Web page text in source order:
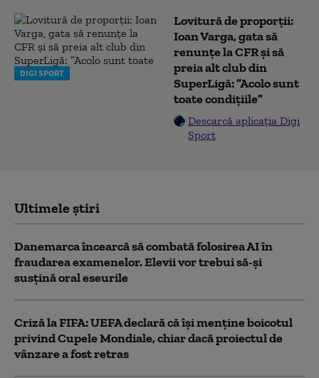
DIGI SPORT
Lovitură de proporții:
Ioan Varga, gata să
renunțe la CFR și să
preia alt club din
SuperLigă: ”Acolo sunt
toate condițiile”
Descarcă aplicația Digi
Sport
Ultimele știri
Danemarca încearcă să combată folosirea AI în
fraudarea examenelor. Elevii vor trebui să-şi
susţină oral eseurile
Criză la FIFA: UEFA declară că îşi menţine boicotul
privind Cupele Mondiale, chiar dacă proiectul de
vânzare a fost retras